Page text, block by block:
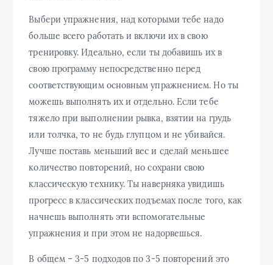
Выбери упражнения, над которыми тебе надо
больше всего работать и включи их в свою
тренировку. Идеально, если ты добавишь их в
свою программу непосредственно перед
соответствующим основным упражнением. Но ты
можешь выполнять их и отдельно. Если тебе
тяжело при выполнении рывка, взятии на грудь
или толчка, то не будь глупцом и не убивайся.
Лучше поставь меньший вес и сделай меньшее
количество повторений, но сохрани свою
классическую технику. Ты наверняка увидишь
прогресс в классических подъемах после того, как
начнешь выполнять эти вспомогательные
упражнения и при этом не надорвешься.
В общем – 3-5 подходов по 3-5 повторений это